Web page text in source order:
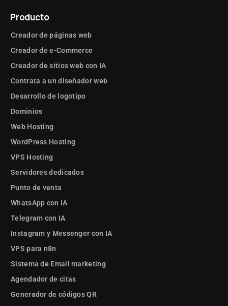
Pikkop Integrado
✈️ Envía con confianza
gracias a la integración con
UPS
📦 Potencia tus entregas
📦 Paqueterías
personalizadas a tu medida
Extensiones integradas
📞 Botón de llamada
integrado para atención
Producto
Creador de páginas web
Creador de e-Commerce
Creador de sitios web con IA
Contrata a un diseñador web
Desarrollo de logotipo
Dominios
Web Hosting
WordPress Hosting
VPS Hosting
Servidores dedicados
Punto de venta
WhatsApp con IA
Telegram con IA
Instagram y Messenger con IA
VPS para n8n
Sistema de Email marketing
Agendador de citas
Generador de códigos QR